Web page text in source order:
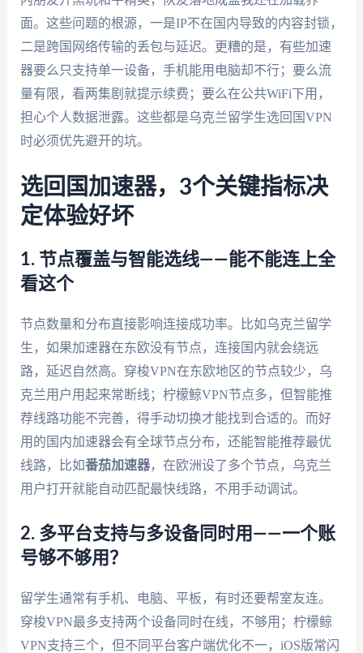
面。这些问题的根源，一是IP不在国内导致的内容封锁，
二是跨国网络传输的丢包与延迟。更糟的是，有些加速
器要么只支持单一设备，手机能用电脑却不行；要么流
量有限，看两集剧就提示续费；要么在公共WiFi下用，
担心个人数据泄露。这些都是乌克兰留学生选回国VPN
时必须优先避开的坑。
选回国加速器，3个关键指标决
定体验好坏
1. 节点覆盖与智能选线——能不能连上全
看这个
节点数量和分布直接影响连接成功率。比如乌克兰留学
生，如果加速器在东欧没有节点，连接国内就会绕远
路，延迟自然高。穿梭VPN在东欧地区的节点较少，乌
克兰用户用起来常断线；柠檬鲸VPN节点多，但智能推
荐线路功能不完善，得手动切换才能找到合适的。而好
用的国内加速器会有全球节点分布，还能智能推荐最优
线路，比如番茄加速器，在欧洲设了多个节点，乌克兰
用户打开就能自动匹配最快线路，不用手动调试。
2. 多平台支持与多设备同时用——一个账
号够不够用？
留学生通常有手机、电脑、平板，有时还要帮室友连。
穿梭VPN最多支持两个设备同时在线，不够用；柠檬鲸
VPN支持三个，但不同平台客户端优化不一，iOS版常闪